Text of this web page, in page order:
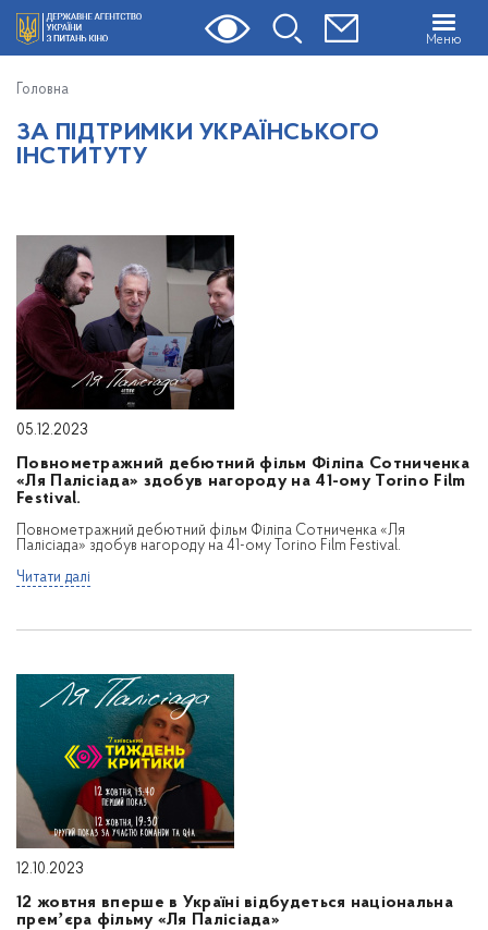
Меню
Головна
ЗА ПІДТРИМКИ УКРАЇНСЬКОГО
ІНСТИТУТУ
05.12.2023
Повнометражний дебютний фільм Філіпа Сотниченка
«Ля Палісіада» здобув нагороду на 41-ому Torino Film
Festival.
Повнометражний дебютний фільм Філіпа Сотниченка «Ля
Палісіада» здобув нагороду на 41-ому Torino Film Festival.
Читати далі
12.10.2023
12 жовтня вперше в Україні відбудеться національна
премʼєра фільму «Ля Палісіада»